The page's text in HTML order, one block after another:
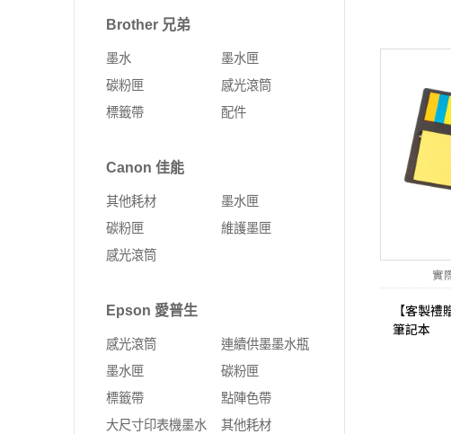
LaserJet Pro
LaserJet Enterprise
OfficeJet Pro
Fujifilm 富士軟片
印表機
多功能事務機
黑白雷射印表機
Leadtek 麗臺
Supermicro 美超微
MSI 微星
DELL 戴爾
HP 惠普
Lenovo 聯想
熱感應標籤機
商務
MSI 微星
外接式SSD固態硬碟
SSD固態硬碟
光纖收發器
電源供應器
VIVITEK 麗訊
PCI-E 無線網卡
藍芽
ExpertWIFI商用系列
無線路由器
Brother 兄弟
墨水
墨水匣
碳粉匣
感光滾筒
標籤帶
配件
Canon 佳能
其他耗材
墨水匣
碳粉匣
維護墨匣
感光滾筒
Epson 愛普生
感光滾筒
連續供墨墨水瓶
墨水匣
碳粉匣
標籤帶
點陣色帶
大尺寸印表機墨水
其他耗材
實
【客製
筆記本